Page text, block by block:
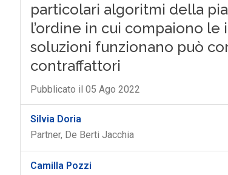
particolari algoritmi della
l’ordine in cui compaiono
soluzioni funzionano può
contraffattori
Pubblicato il 05 Ago 2022
Silvia Doria
Partner, De Berti Jacchia
Camilla Pozzi